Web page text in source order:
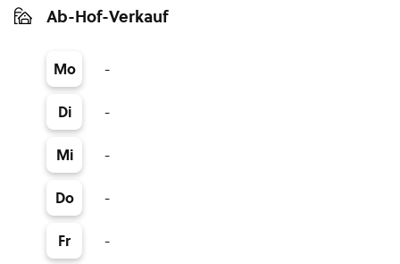
Ab-Hof-Verkauf
Mo -
Di -
Mi -
Do -
Fr -